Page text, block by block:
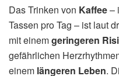
Das Trinken von Kaffee–
Tassen pro Tag – ist laut
mit einemgeringeren
gefährlichen
einem längeren Leben.